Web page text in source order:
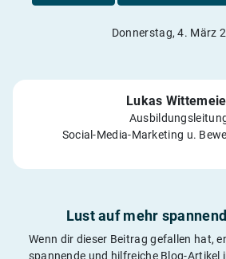
Donnerstag, 4. März
Lukas
Social-Media-Marketing u.
Lust auf mehr
Wenn dir dieser Beitrag gefallen hat,
spannende und hilfreiche Blog-Artikel